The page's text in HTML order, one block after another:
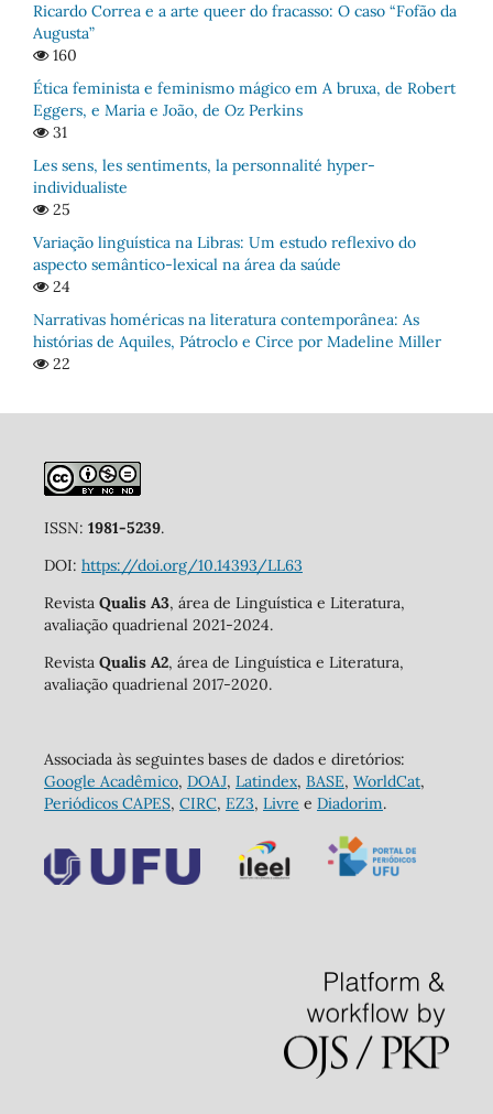
Ricardo Correa e a arte queer do fracasso: O caso “Fofão da
Augusta”
160
Ética feminista e feminismo mágico em A bruxa, de Robert
Eggers, e Maria e João, de Oz Perkins
31
Les sens, les sentiments, la personnalité hyper-
individualiste
25
Variação linguística na Libras: Um estudo reflexivo do
aspecto semântico-lexical na área da saúde
24
Narrativas homéricas na literatura contemporânea: As
histórias de Aquiles, Pátroclo e Circe por Madeline Miller
22
ISSN: 1981-5239.
DOI: https://doi.org/10.14393/LL63
Revista Qualis A3, área de Linguística e Literatura,
avaliação quadrienal 2021-2024.
Revista Qualis A2, área de Linguística e Literatura,
avaliação quadrienal 2017-2020.
Associada às seguintes bases de dados e diretórios:
Google Acadêmico, DOAJ, Latindex, BASE, WorldCat,
Periódicos CAPES, CIRC, EZ3, Livre e Diadorim.